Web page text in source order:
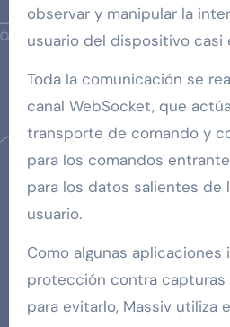
observar y manipular la
usuario del dispositivo casi
Toda la comunicación se
canal WebSocket, que
transporte de comando y
para los comandos
para los datos salientes de
usuario.
Como algunas aplicaciones
protección contra capturas
para evitarlo, Massiv utiliza